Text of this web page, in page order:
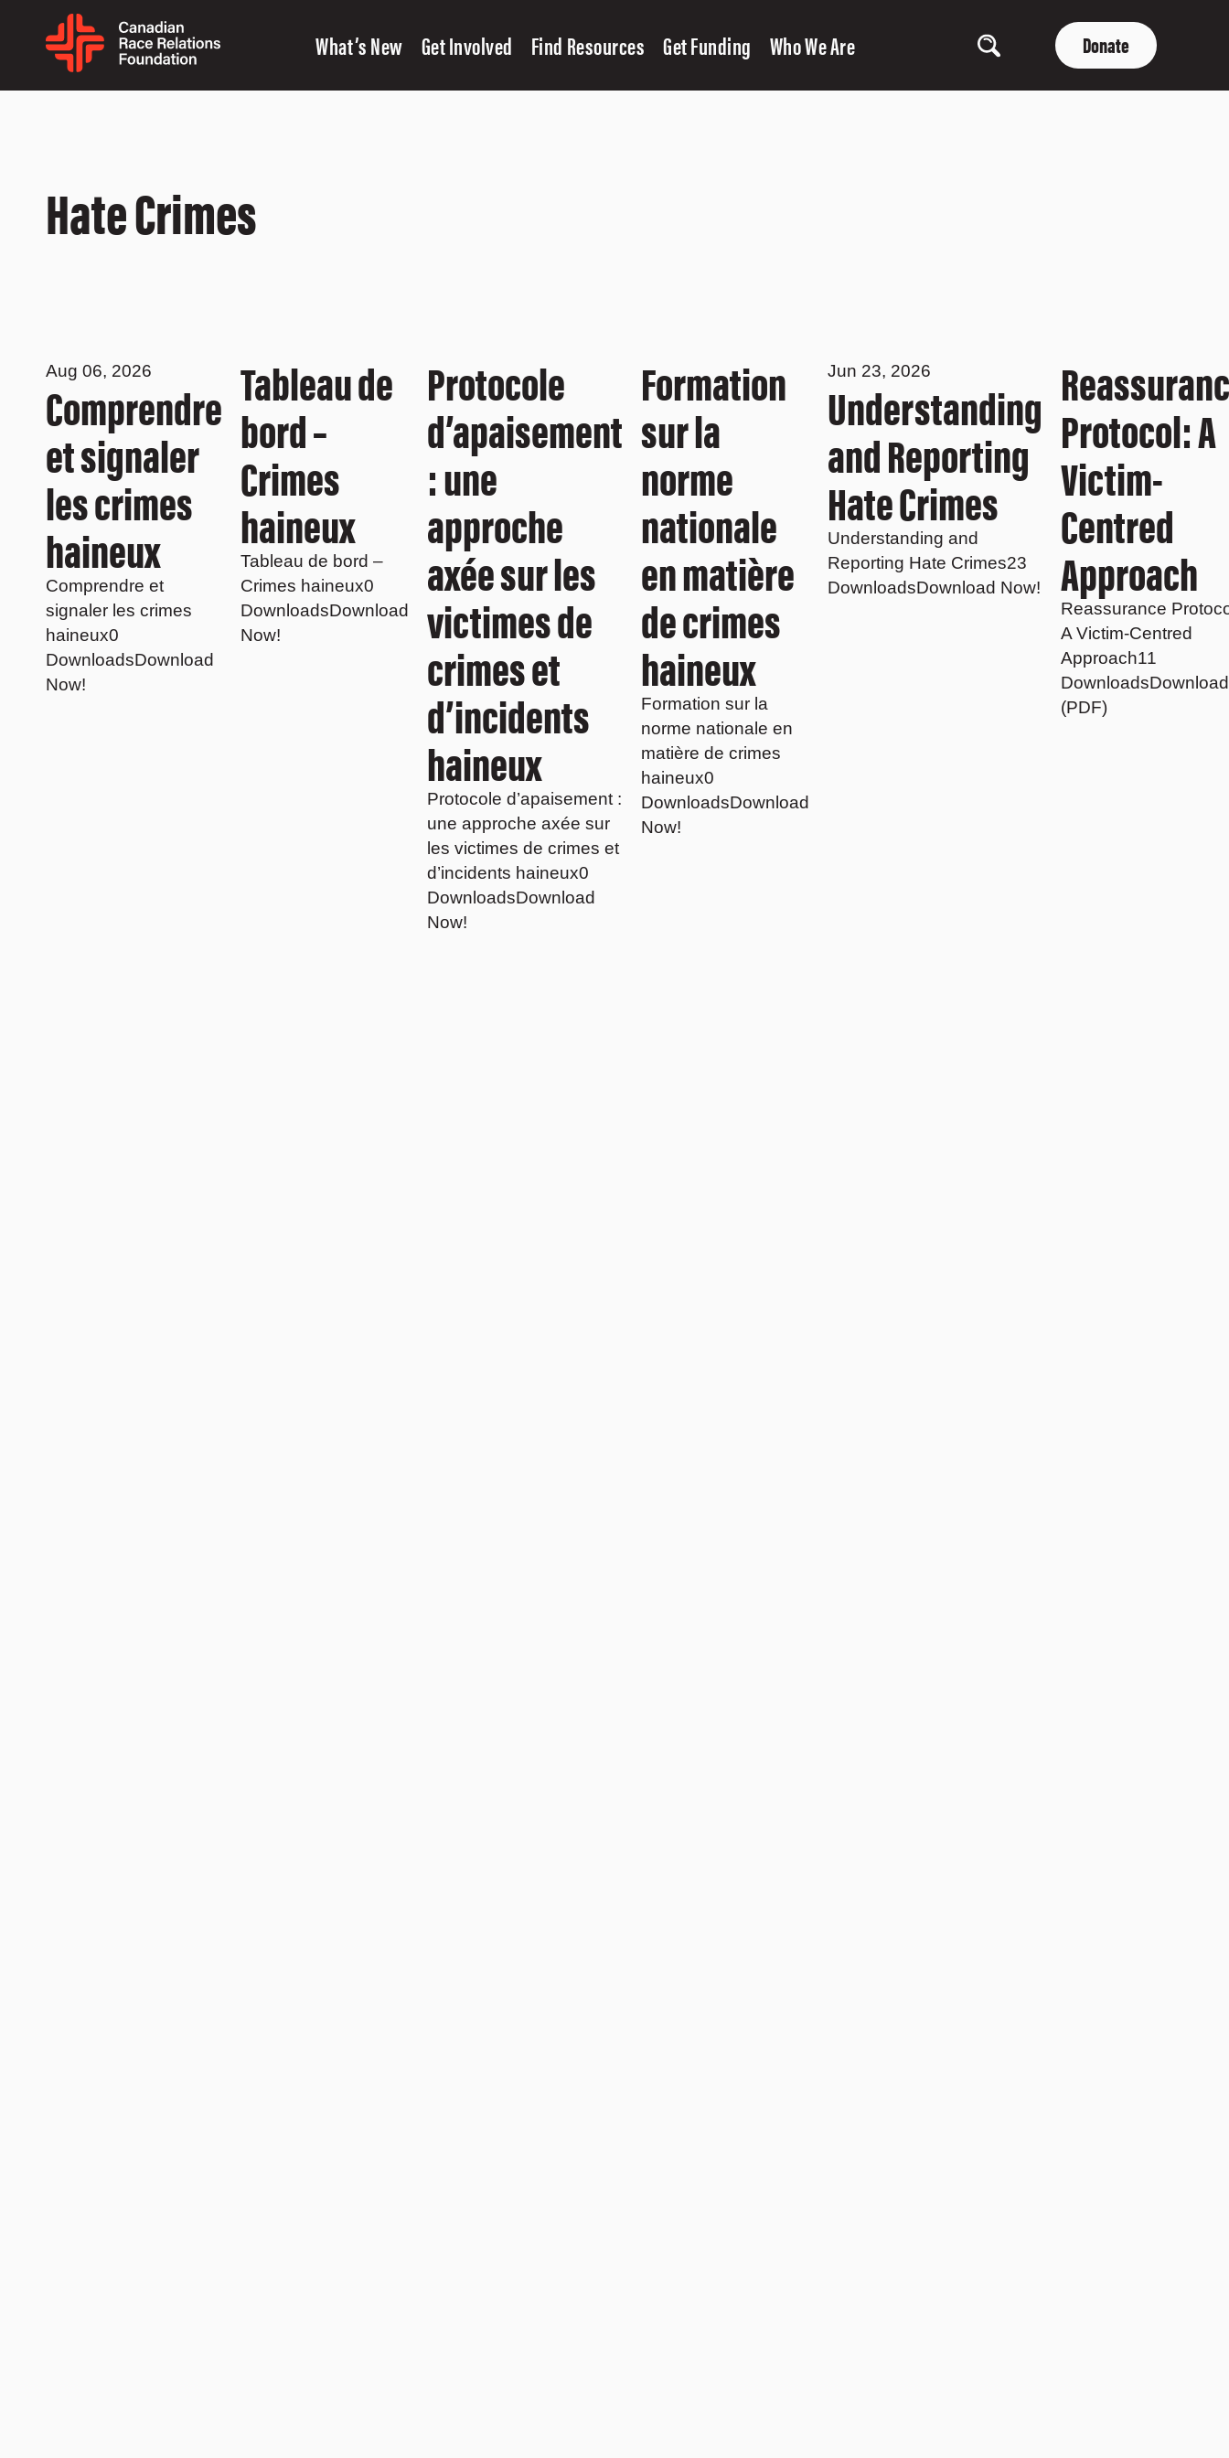
What’s New Get Involved Find Resources Get Funding Who We Are Donate
Hate Crimes
Aug 06, 2026
Comprendre
et signaler
les crimes
haineux
Comprendre et
signaler les crimes
haineux0
DownloadsDownload
Now!
Tableau de
bord –
Crimes
haineux
Tableau de bord –
Crimes haineux0
DownloadsDownload
Now!
Protocole
d’apaisement
: une
approche
axée sur les
victimes de
crimes et
d’incidents
haineux
Protocole d’apaisement :
une approche axée sur
les victimes de crimes et
d’incidents haineux0
DownloadsDownload
Now!
Formation
sur la
norme
nationale
en matière
de crimes
haineux
Formation sur la
norme nationale en
matière de crimes
haineux0
DownloadsDownload
Now!
Jun 23, 2026
Understanding
and Reporting
Hate Crimes
Understanding and
Reporting Hate Crimes23
DownloadsDownload Now!
Protocol: A
Victim-
Centred
Approach
Reassurance
A Victim-Centred
Approach11
DownloadsDownload
(PDF)